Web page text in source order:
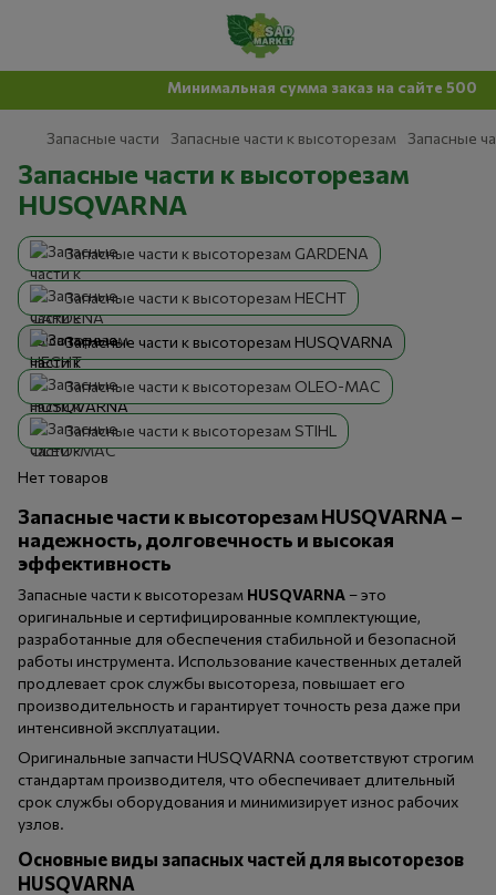
Минимальная сумма заказ на сайте 500 грн
Запасные части Запасные части к высоторезам Запасные
Запасные части к высоторезам
HUSQVARNA
Запасные части к высоторезам GARDENA
Запасные части к высоторезам HECHT
Запасные части к высоторезам HUSQVARNA
Запасные части к высоторезам OLEO-MAC
Запасные части к высоторезам STIHL
Нет товаров
Запасные части к высоторезам HUSQVARNA –
надежность, долговечность и высокая
эффективность
Запасные части к высоторезам HUSQVARNA – это
оригинальные и сертифицированные комплектующие,
разработанные для обеспечения стабильной и безопасной
работы инструмента. Использование качественных деталей
продлевает срок службы высотореза, повышает его
производительность и гарантирует точность реза даже при
интенсивной эксплуатации.
Оригинальные запчасти HUSQVARNA соответствуют строгим
стандартам производителя, что обеспечивает длительный
срок службы оборудования и минимизирует износ рабочих
узлов.
Основные виды запасных частей для высоторезов
HUSQVARNA